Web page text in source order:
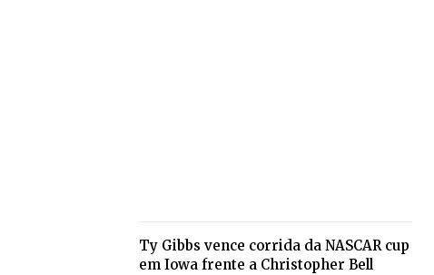
Ty Gibbs vence corrida da NASCAR cup
em Iowa frente a Christopher Bell